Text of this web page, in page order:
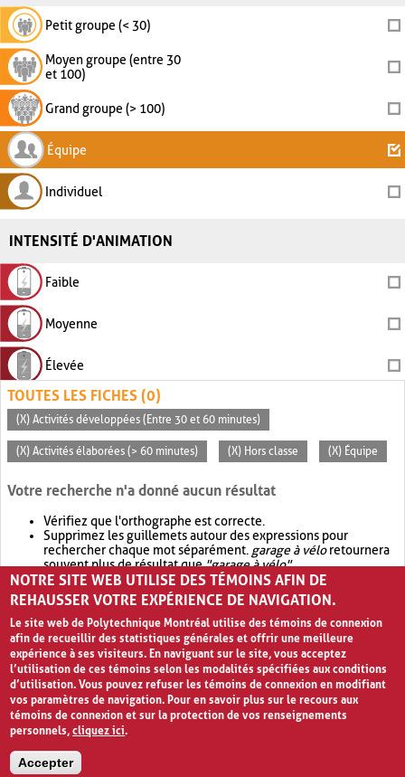
Petit groupe (< 30)
Moyen groupe (entre 30
et 100)
Grand groupe (> 100)
Équipe
Individuel
INTENSITÉ D'ANIMATION
Faible
Moyenne
Élevée
TOUTES LES FICHES (0)
(X) Activités développées (Entre 30 et 60 minutes)
(X) Activités élaborées (> 60 minutes) (X) Hors classe (X) Équipe
Votre recherche n'a donné aucun résultat
Vérifiez que l'orthographe est correcte.
Supprimez les guillemets autour des expressions pour
rechercher chaque mot séparément. garage à véloretournera
souvent plus de résultat que"garage à vélo".
Envisagez d'élargir votre recherche avec OR.garage OR vélo
retournera souvent plus de résultat quegarage à vélo
NOTRE SITE WEB UTILISE DES TÉMOINS AFIN DE
REHAUSSER VOTRE EXPÉRIENCE DE NAVIGATION.
Le site web de Polytechnique Montréal utilise des témoins de connexion
afin de recueillir des statistiques générales et offrir une meilleure
expérience à ses visiteurs. En naviguant sur le site, vous acceptez
l’utilisation de ces témoins selon les modalités spécifiées aux conditions
d’utilisation. Vous pouvez refuser les témoins de connexion en modifiant
vos paramètres de navigation. Pour en savoir plus sur le recours aux
témoins de connexion et sur la protection de vos renseignements
personnels,cliquez ici.
Accepter